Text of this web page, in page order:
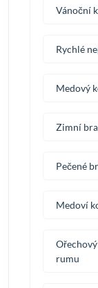
Vánoční
Rychlé
Medový
Zimní
Pečené
Medoví
rumu